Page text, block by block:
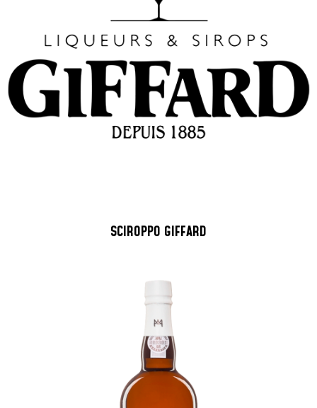
SCIROPPO GIFFARD